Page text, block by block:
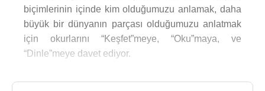
biçimlerinin içinde kim olduğumuzu anlamak, daha
büyük bir dünyanın parçası olduğumuzu anlatmak
için okurlarını “Keşfet”meye, “Oku”maya, ve
“Dinle”meye davet ediyor.